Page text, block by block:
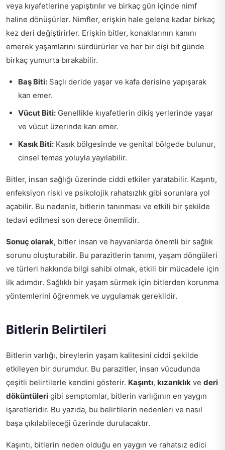
veya kıyafetlerine yapıştırılır ve birkaç gün içinde nimf
haline dönüşürler. Nimfler, erişkin hale gelene kadar birkaç
kez deri değiştirirler. Erişkin bitler, konaklarının kanını
emerek yaşamlarını sürdürürler ve her bir dişi bit günde
birkaç yumurta bırakabilir.
Baş Biti: Saçlı deride yaşar ve kafa derisine yapışarak
kan emer.
Vücut Biti: Genellikle kıyafetlerin dikiş yerlerinde yaşar
ve vücut üzerinde kan emer.
Kasık Biti: Kasık bölgesinde ve genital bölgede bulunur,
cinsel temas yoluyla yayılabilir.
Bitler, insan sağlığı üzerinde ciddi etkiler yaratabilir. Kaşıntı,
enfeksiyon riski ve psikolojik rahatsızlık gibi sorunlara yol
açabilir. Bu nedenle, bitlerin tanınması ve etkili bir şekilde
tedavi edilmesi son derece önemlidir.
Sonuç olarak, bitler insan ve hayvanlarda önemli bir sağlık
sorunu oluşturabilir. Bu parazitlerin tanımı, yaşam döngüleri
ve türleri hakkında bilgi sahibi olmak, etkili bir mücadele için
ilk adımdır. Sağlıklı bir yaşam sürmek için bitlerden korunma
yöntemlerini öğrenmek ve uygulamak gereklidir.
Bitlerin Belirtileri
Bitlerin varlığı, bireylerin yaşam kalitesini ciddi şekilde
etkileyen bir durumdur. Bu parazitler, insan vücudunda
çeşitli belirtilerle kendini gösterir. Kaşıntı, kızarıklık ve deri
döküntüleri gibi semptomlar, bitlerin varlığının en yaygın
işaretleridir. Bu yazıda, bu belirtilerin nedenleri ve nasıl
başa çıkılabileceği üzerinde durulacaktır.
Kaşıntı, bitlerin neden olduğu en yaygın ve rahatsız edici